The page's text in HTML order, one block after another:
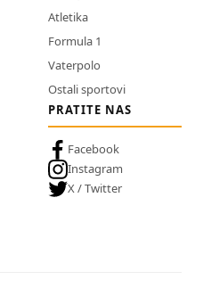
Atletika
Formula 1
Vaterpolo
Ostali sportovi
PRATITE NAS
Facebook
Instagram
X / Twitter